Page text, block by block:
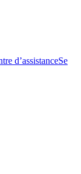
d’assistanceSe